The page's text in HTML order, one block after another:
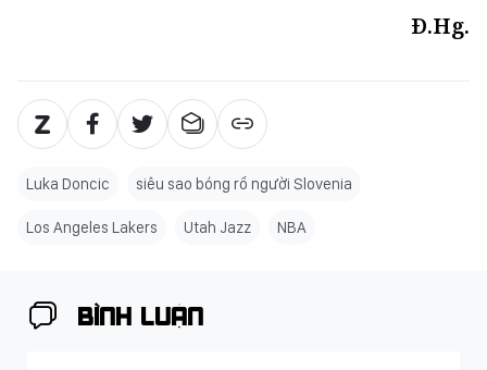
Đ.Hg.
Luka Doncic siêu sao bóng rổ người Slovenia
Los Angeles Lakers Utah Jazz NBA
BÌNH LUẬN